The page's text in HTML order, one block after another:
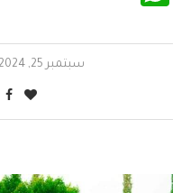
سبتمبر 25, 2024